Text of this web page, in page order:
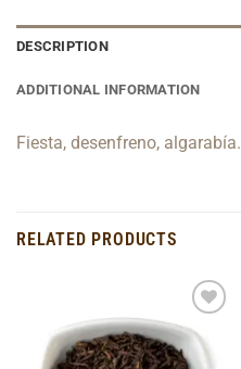
DESCRIPTION
ADDITIONAL INFORMATION
Fiesta, desenfreno, algarabía.
RELATED PRODUCTS
Add to
Wishlist